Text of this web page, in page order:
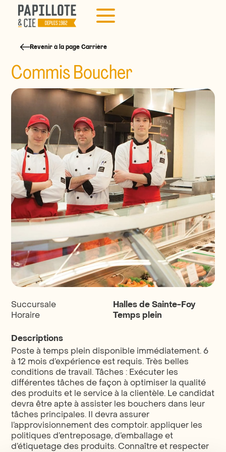
Revenir à la page Carrière
Commis Boucher
Succursale
Halles de Sainte-Foy
Horaire
Temps plein
Descriptions
Poste à temps plein disponible immédiatement. 6
à 12 mois d’expérience est requis. Très belles
conditions de travail. Tâches : Exécuter les
différentes tâches de façon à optimiser la qualité
des produits et le service à la clientèle. Le candidat
devra être apte à assister les bouchers dans leur
tâches principales. Il devra assurer
l’approvisionnement des comptoir. appliquer les
politiques d’entreposage, d’emballage et
d’étiquetage des produits. Connaître et respecter